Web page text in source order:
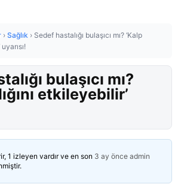
› Sağlık › Sedef hastalığı bulaşıcı mı? ‘Kalp
bulaşıcı mı?
etkileyebilir’
1 izleyen vardır ve en son 3 ay önce admin